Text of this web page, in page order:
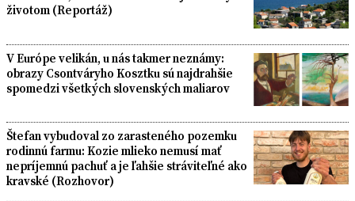
životom (Reportáž)
V Európe velikán, u nás takmer neznámy:
obrazy Csontváryho Kosztku sú najdrahšie
spomedzi všetkých slovenských maliarov
Štefan vybudoval zo zarasteného pozemku
rodinnú farmu: Kozie mlieko nemusí mať
nepríjemnú pachuť a je ľahšie stráviteľné ako
kravské (Rozhovor)